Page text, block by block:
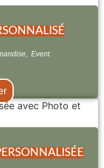
, Event